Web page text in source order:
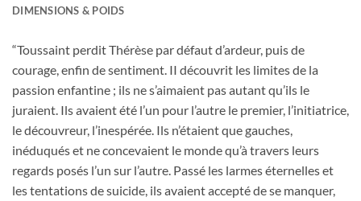
DIMENSIONS & POIDS
“Toussaint perdit Thérèse par défaut d’ardeur, puis de
courage, enfin de sentiment. II découvrit les limites de la
passion enfantine ; ils ne s’aimaient pas autant qu’ils le
juraient. Ils avaient été l’un pour l’autre le premier, l’initiatrice,
le découvreur, l’inespérée. Ils n’étaient que gauches,
inéduqués et ne concevaient le monde qu’à travers leurs
regards posés l’un sur l’autre. Passé les larmes éternelles et
les tentations de suicide, ils avaient accepté de se manquer,